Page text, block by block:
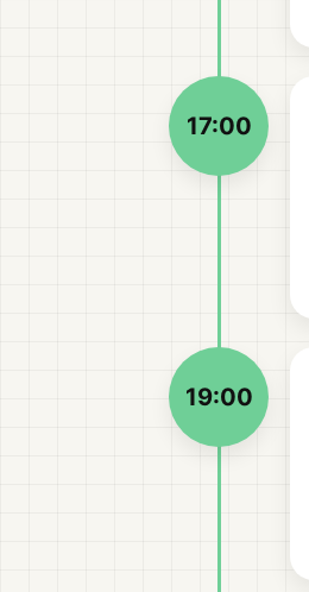
17:00
19:00